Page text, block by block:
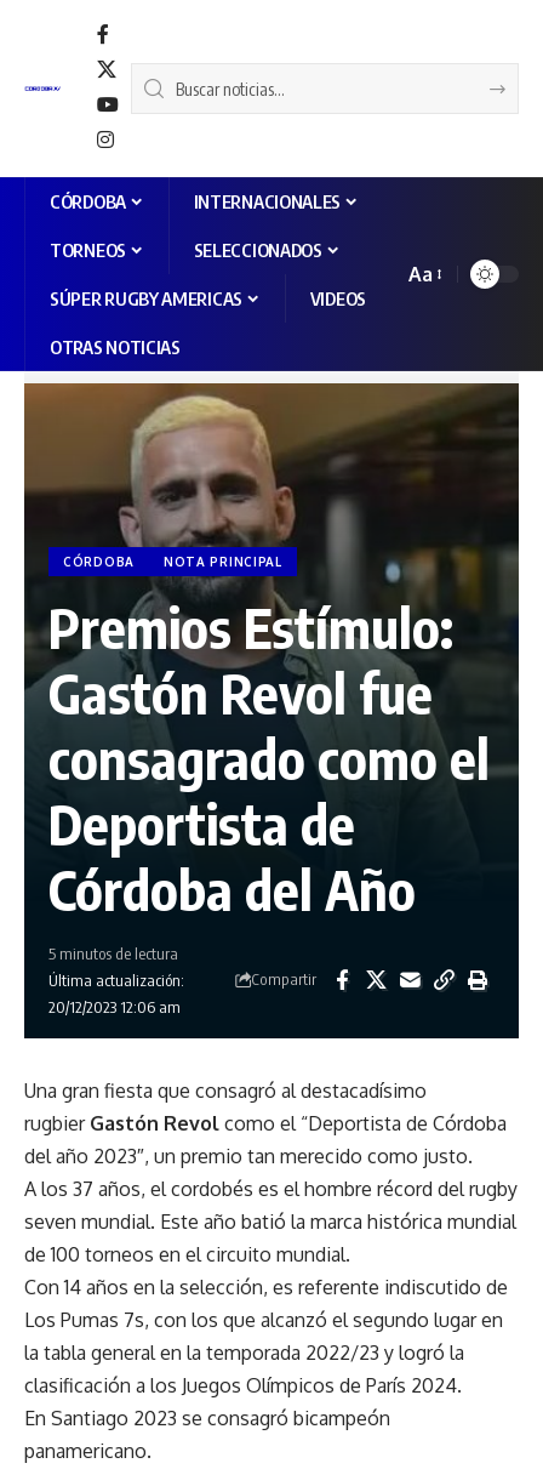
CÓRDOBA INTERNACIONALES
TORNEOS SELECCIONADOS
SÚPER RUGBY AMERICAS VIDEOS
OTRAS NOTICIAS
Aa
CÓRDOBA NOTA PRINCIPAL
Premios Estímulo:
Gastón Revol fue
consagrado como el
Deportista de
Córdoba del Año
Última actualización:
20/12/2023 12:06 am
5 minutos de lectura
Compartir
Una gran fiesta que consagró al destacadísimo
rugbier Gastón Revol como el “Deportista de Córdoba
del año 2023″, un premio tan merecido como justo.
A los 37 años, el cordobés es el hombre récord del rugby
seven mundial. Este año batió la marca histórica mundial
de 100 torneos en el circuito mundial.
Con 14 años en la selección, es referente indiscutido de
Los Pumas 7s, con los que alcanzó el segundo lugar en
la tabla general en la temporada 2022/23 y logró la
clasificación a los Juegos Olímpicos de París 2024.
En Santiago 2023 se consagró bicampeón
panamericano.